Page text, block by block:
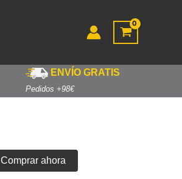
ENVÍO GRATIS
Pedidos +98€
Comprar ahora